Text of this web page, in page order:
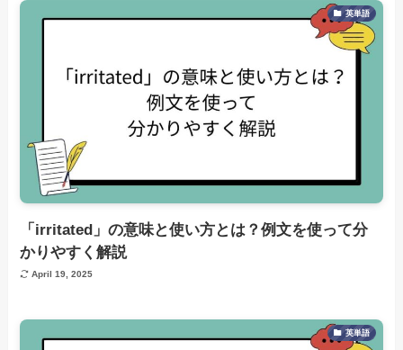
英単語
「irritated」の意味と使い方とは？例文を使って分
かりやすく解説
April 19, 2025
英単語